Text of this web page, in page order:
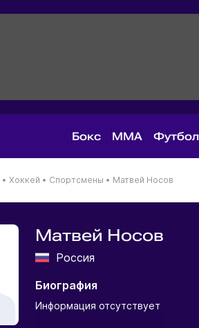
Бокс MMA Футбол
• Хоккей • Спортсмены • Матвей Носов
Матвей Носов
Россия
Биография
Информация отсутствует